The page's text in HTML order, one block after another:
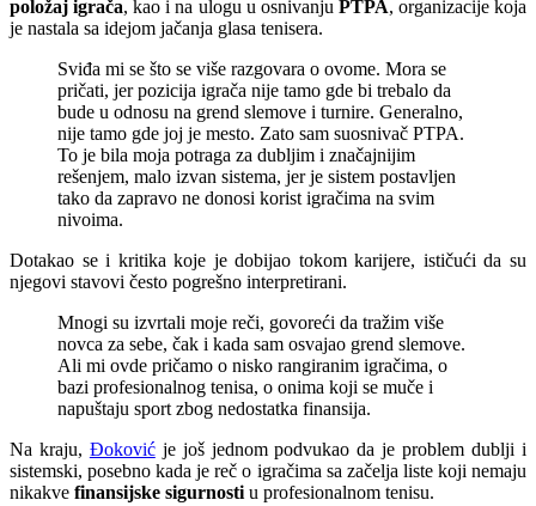
položaj igrača, kao i na ulogu u osnivanju PTPA, organizacije koja
je nastala sa idejom jačanja glasa tenisera.
Sviđa mi se što se više razgovara o ovome. Mora se
pričati, jer pozicija igrača nije tamo gde bi trebalo da
bude u odnosu na grend slemove i turnire. Generalno,
nije tamo gde joj je mesto. Zato sam suosnivač PTPA.
To je bila moja potraga za dubljim i značajnijim
rešenjem, malo izvan sistema, jer je sistem postavljen
tako da zapravo ne donosi korist igračima na svim
nivoima.
Dotakao se i kritika koje je dobijao tokom karijere, ističući da su
njegovi stavovi često pogrešno interpretirani.
Mnogi su izvrtali moje reči, govoreći da tražim više
novca za sebe, čak i kada sam osvajao grend slemove.
Ali mi ovde pričamo o nisko rangiranim igračima, o
bazi profesionalnog tenisa, o onima koji se muče i
napuštaju sport zbog nedostatka finansija.
Na kraju, Đokovićje još jednom podvukao da je problem dublji i
sistemski, posebno kada je reč o igračima sa začelja liste koji nemaju
nikakve finansijske sigurnosti u profesionalnom tenisu.